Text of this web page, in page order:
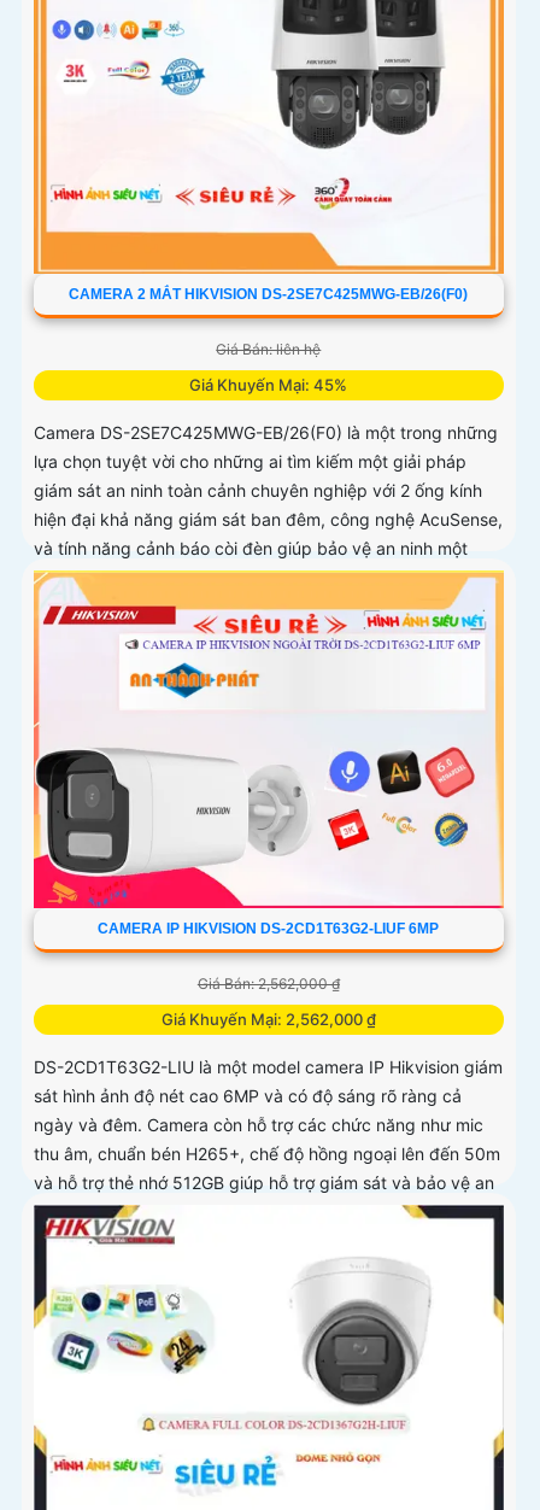
CAMERA 2 MẮT HIKVISION DS-2SE7C425MWG-EB/26(F0)
Giá Bán: liên hệ
Giá Khuyến Mại: 45%
Camera DS-2SE7C425MWG-EB/26(F0) là một trong những
lựa chọn tuyệt vời cho những ai tìm kiếm một giải pháp
giám sát an ninh toàn cảnh chuyên nghiệp với 2 ống kính
hiện đại khả năng giám sát ban đêm, công nghệ AcuSense,
và tính năng cảnh báo còi đèn giúp bảo vệ an ninh một
cách tối ưu.
CAMERA IP HIKVISION DS-2CD1T63G2-LIUF 6MP
Giá Bán: 2,562,000 ₫
Giá Khuyến Mại: 2,562,000 ₫
DS-2CD1T63G2-LIU là một model camera IP Hikvision giám
sát hình ảnh độ nét cao 6MP và có độ sáng rõ ràng cả
ngày và đêm. Camera còn hỗ trợ các chức năng như mic
thu âm, chuẩn bén H265+, chế độ hồng ngoại lên đến 50m
và hỗ trợ thẻ nhớ 512GB giúp hỗ trợ giám sát và bảo vệ an
ninh hiệu quả